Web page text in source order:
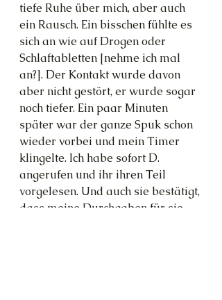
tiefe Ruhe über mich, aber auch
ein Rausch. Ein bisschen fühlte es
sich an wie auf Drogen oder
Schlaftabletten [nehme ich mal
an?]. Der Kontakt wurde davon
aber nicht gestört, er wurde sogar
noch tiefer. Ein paar Minuten
später war der ganze Spuk schon
wieder vorbei und mein Timer
klingelte. Ich habe sofort D.
angerufen und ihr ihren Teil
vorgelesen. Und auch sie bestätigt,
dass meine Durchgaben für sie